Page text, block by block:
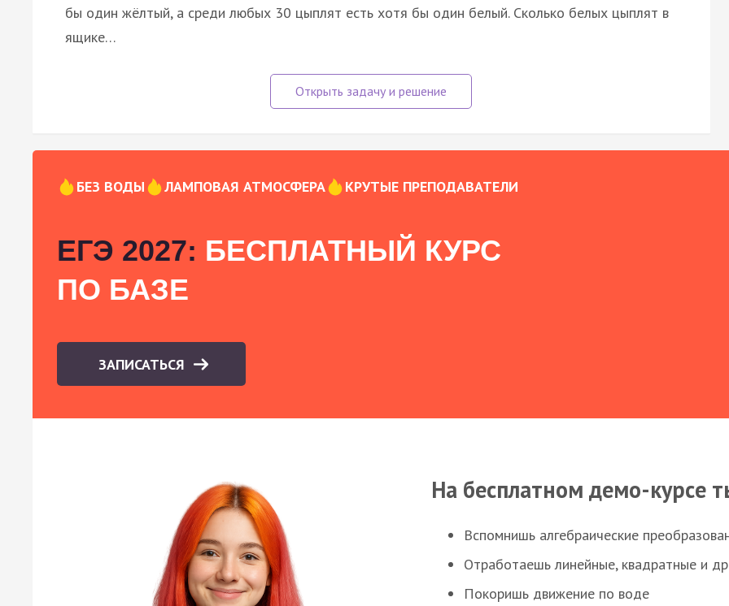
бы один жёлтый, а среди любых 30 цыплят есть хотя бы один белый. Сколько белых цыплят в
ящике…
БЕЗ ВОДЫ ЛАМПОВАЯ АТМОСФЕРА КРУТЫЕ ПРЕПОДАВАТЕЛИ
ЕГЭ 2027: БЕСПЛАТНЫЙ КУРС
ПО БАЗЕ
ЗАПИСАТЬСЯ
На бесплатном демо-курсе
Вспомнишь алгебраические
Отработаешь линейные, квадратные и
Покоришь движение по воде